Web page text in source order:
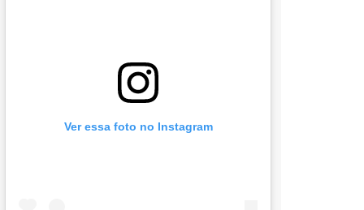
Ver essa foto no Instagram